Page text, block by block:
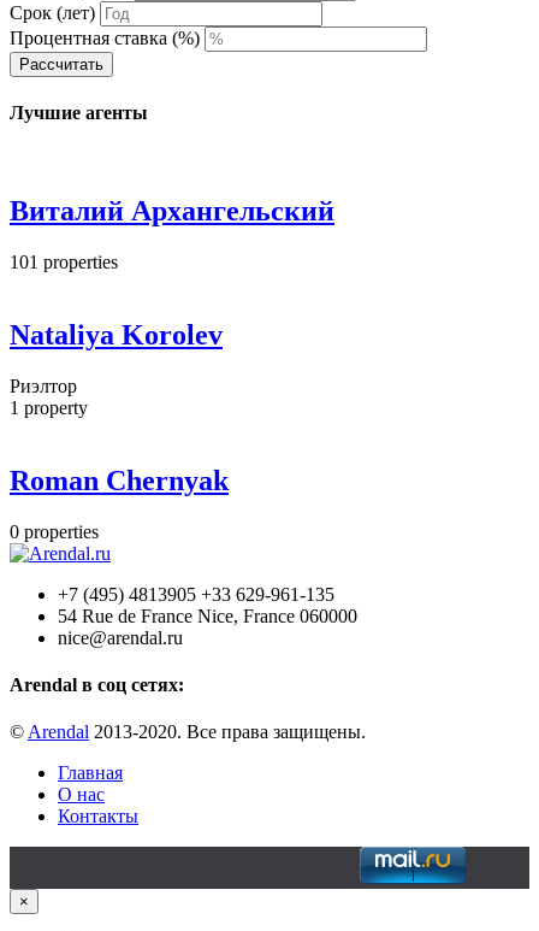
Срок (лет)
Процентная ставка (%)
Рассчитать
Лучшие агенты
Виталий Архангельский
101 properties
Nataliya Korolev
Риэлтор
1 property
Roman Chernyak
0 properties
+7 (495) 4813905 +33 629-961-135
54 Rue de France Nice, France 060000
nice@arendal.ru
Arendal в соц сетях:
© Arendal 2013-2020. Все права защищены.
Главная
О нас
Контакты
×